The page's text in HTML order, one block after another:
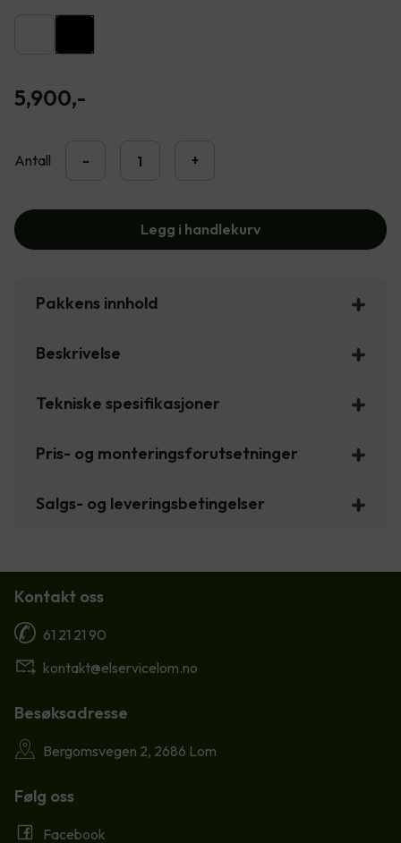
5,900,-
Antall - +
Legg i handlekurv
Pakkens innhold
Beskrivelse
Tekniske spesifikasjoner
Pris- og monteringsforutsetninger
Salgs- og leveringsbetingelser
Kontakt oss
61 21 21 90
kontakt@elservicelom.no
Besøksadresse
Bergomsvegen 2, 2686 Lom
Følg oss
Facebook